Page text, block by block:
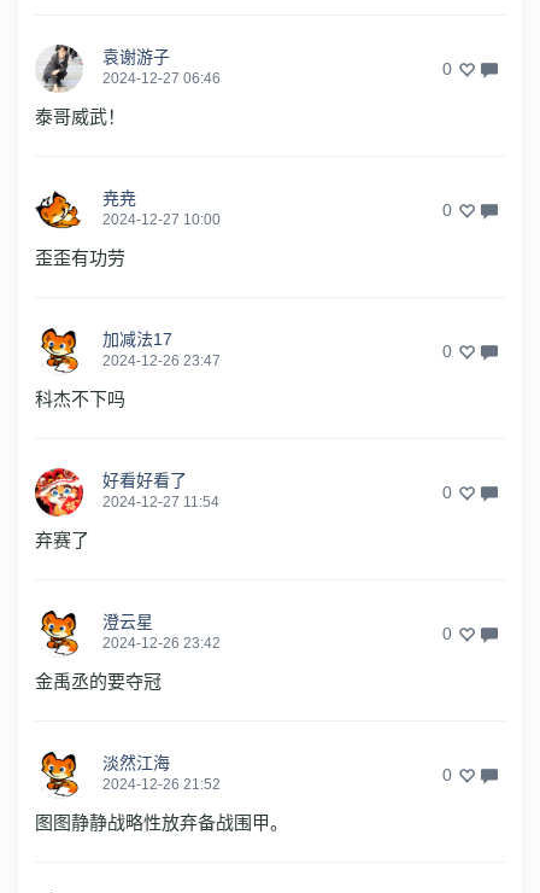
袁谢游子
2024-12-27 06:46 0
泰哥威武！
尭尭
2024-12-27 10:00 0
歪歪有功劳
加减法17
2024-12-26 23:47 0
科杰不下吗
好看好看了
2024-12-27 11:54 0
弃赛了
澄云星
2024-12-26 23:42 0
金禹丞的要夺冠
淡然江海
2024-12-26 21:52 0
图图静静战略性放弃备战围甲。